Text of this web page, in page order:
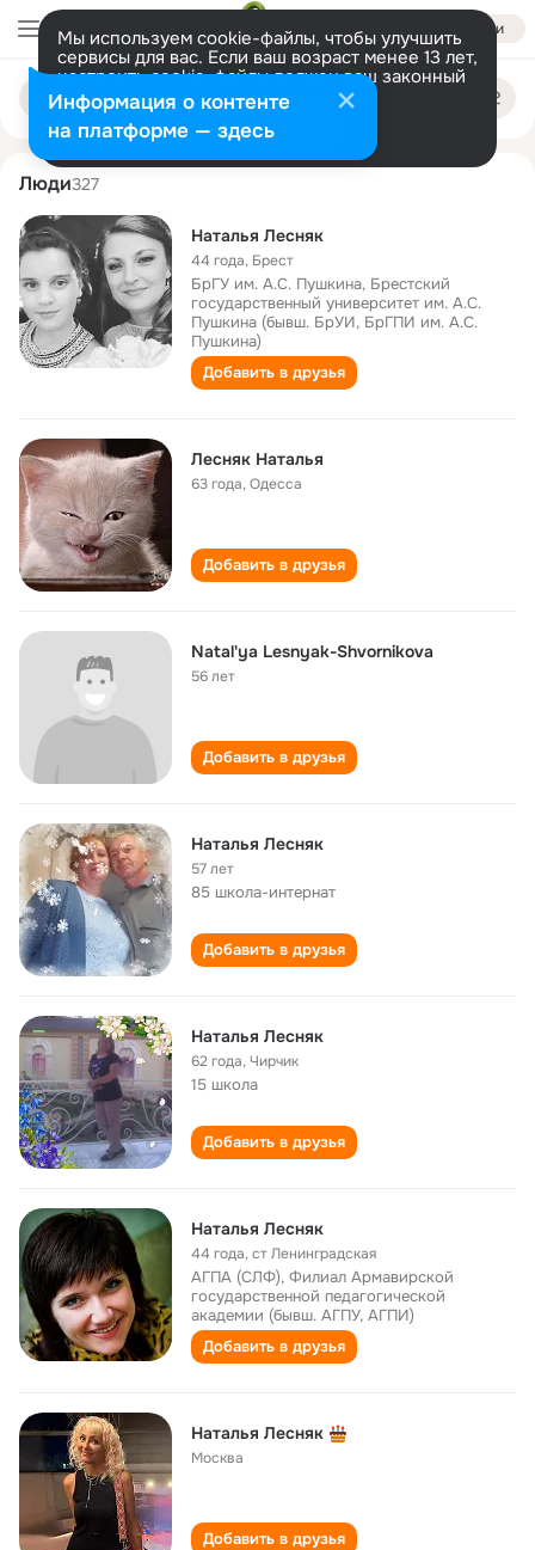
Войти
Мы используем cookie-файлы, чтобы улучшить
сервисы для вас. Если ваш возраст менее 13 лет,
настроить cookie-файлы должен ваш законный
представитель. Больше информации
Разрешить все Настроить
Поиск
людям
natalya lesnyak
Люди327
Наталья Лесняк
44 года, Брест
БрГУ им. А.С. Пушкина, Брестский
государственный университет им. А.С.
Пушкина (бывш. БрУИ, БрГПИ им. А.С.
Пушкина)
Добавить в друзья
Лесняк Наталья
63 года,Одесса
Добавить в друзья
Natal'ya Lesnyak-Shvornikova
56 лет
Добавить в друзья
Наталья Лесняк
57 лет
85 школа-интернат
Добавить в друзья
Наталья Лесняк
62 года,Чирчик
15 школа
Добавить в друзья
Наталья Лесняк
44 года,ст Ленинградская
АГПА (СЛФ), Филиал Армавирской
государственной педагогической
академии (бывш. АГПУ, АГПИ)
Добавить в друзья
Наталья Лесняк
Москва
Добавить в друзья
Информация о контенте
на платформе — здесь